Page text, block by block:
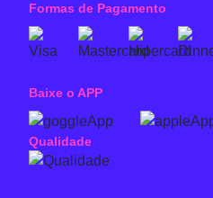
Formas de Pagamento
Baixe o APP
Qualidade